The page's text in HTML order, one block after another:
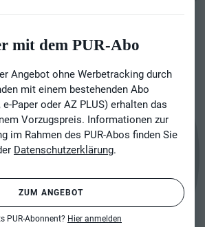
mit dem PUR-Abo
Angebot ohne Werbetracking durch
mit einem bestehenden Abo
e-Paper oder AZ PLUS) erhalten das
Vorzugspreis. Informationen zur
im Rahmen des PUR-Abos finden Sie
Datenschutzerklärung.
ZUM ANGEBOT
PUR-Abonnent? Hier anmelden